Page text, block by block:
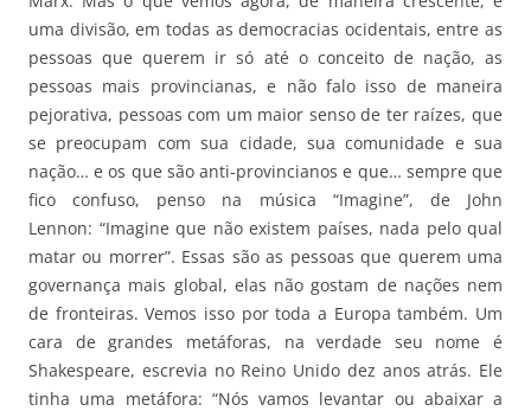
uma divisão, em todas as democracias ocidentais, entre as
pessoas que querem ir só até o conceito de nação, as
pessoas mais provincianas, e não falo isso de maneira
pejorativa, pessoas com um maior senso de ter raízes, que
se preocupam com sua cidade, sua comunidade e sua
nação… e os que são anti-provincianos e que… sempre que
fico confuso, penso na música “Imagine”, de John
Lennon: “Imagine que não existem países, nada pelo qual
matar ou morrer”. Essas são as pessoas que querem uma
governança mais global, elas não gostam de nações nem
de fronteiras. Vemos isso por toda a Europa também. Um
cara de grandes metáforas, na verdade seu nome é
Shakespeare, escrevia no Reino Unido dez anos atrás. Ele
tinha uma metáfora: “Nós vamos levantar ou abaixar a